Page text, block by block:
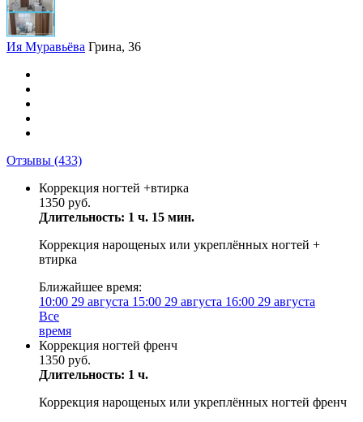
Ия Муравьёва Грина, 36
Отзывы (433)
Коррекция ногтей +втирка
1350 руб.
Длительность: 1 ч. 15 мин.
Коррекция нарощеных или укреплённых ногтей +
втирка
Ближайшее время:
10:00 29 августа 15:00 29 августа 16:00 29 августа
Все
время
Коррекция ногтей френч
1350 руб.
Длительность: 1 ч.
Коррекция нарощеных или укреплённых ногтей френч